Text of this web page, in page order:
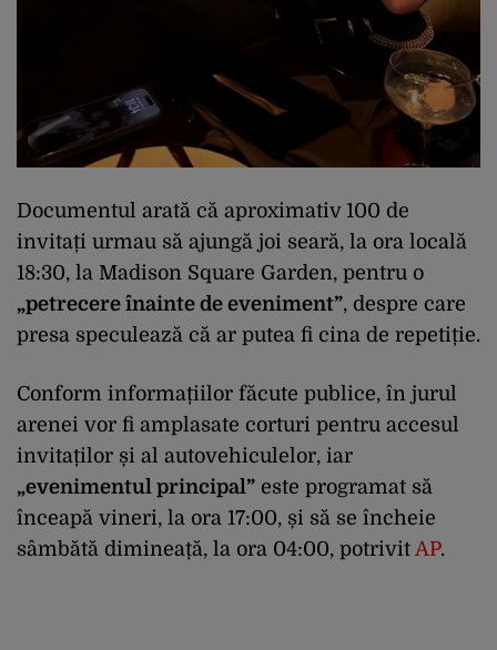
Documentul arată că aproximativ 100 de
invitați urmau să ajungă joi seară, la ora locală
18:30, la Madison Square Garden, pentru o
„petrecere înainte de eveniment”, despre care
presa speculează că ar putea fi cina de repetiție.
Conform informațiilor făcute publice, în jurul
arenei vor fi amplasate corturi pentru accesul
invitaților și al autovehiculelor, iar
„evenimentul principal” este programat să
înceapă vineri, la ora 17:00, și să se încheie
sâmbătă dimineață, la ora 04:00, potrivit AP.